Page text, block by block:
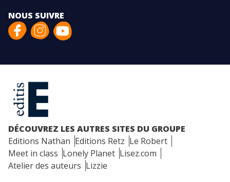
NOUS SUIVRE
DÉCOUVREZ LES AUTRES SITES DU GROUPE
Editions Nathan Editions Retz Le Robert
Meet in class Lonely Planet Lisez.com
Atelier des auteurs Lizzie